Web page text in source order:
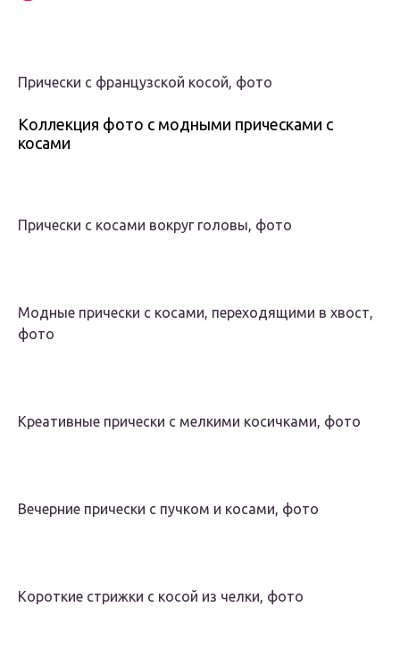
Прически с французской косой, фото
Коллекция фото с модными прическами с
косами
Прически с косами вокруг головы, фото
Модные прически с косами, переходящими в хвост,
фото
Креативные прически с мелкими косичками, фото
Вечерние прически с пучком и косами, фото
Короткие стрижки с косой из челки, фото